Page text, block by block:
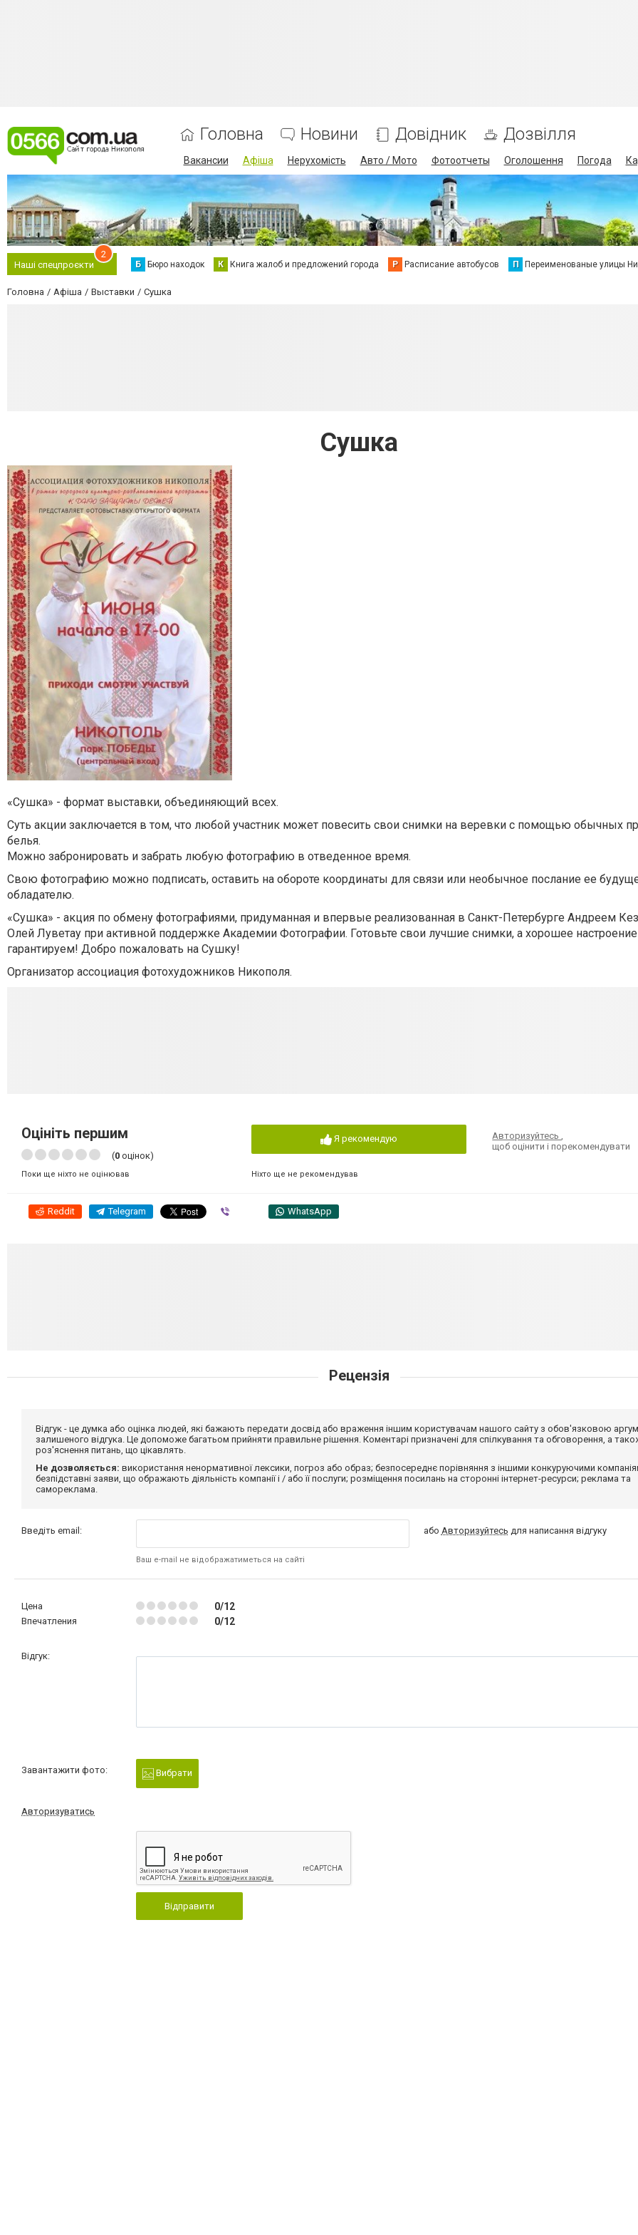
Головна Новини Довідник Дозвілля
Вакансии Афіша Нерухомість Авто / Мото Фотоотчеты Оголошення Погода
Наші спецпроєкти
2
Б Бюро находок К Книга жалоб и предложений города Р Расписание автобусов П Переименованые улицы
Головна Афіша Выставки Сушка
Сушка
«Сушка» - формат выставки, объединяющий всех.
Суть акции заключается в том, что любой участник может повесить свои снимки на веревки с помощью обычных
белья.
Можно забронировать и забрать любую фотографию в отведенное время.
Свою фотографию можно подписать, оставить на обороте координаты для связи или необычное послание ее
обладателю.
«Сушка» - акция по обмену фотографиями, придуманная и впервые реализованная в Санкт-Петербурге Андреем
Олей Луветау при активной поддержке Академии Фотографии. Готовьте свои лучшие снимки, а хорошее
гарантируем! Добро пожаловать на Сушку!
Организатор ассоциация фотохудожников Никополя.
Оцініть першим
(0 оцінок)
Поки ще ніхто не оцінював
Я рекомендую
Ніхто ще не рекомендував
Авторизуйтесь,
щоб оцінити і порекомендувати
Reddit Telegram WhatsApp
Рецензія
Відгук - це думка або оцінка людей, які бажають передати досвід або враження іншим користувачам нашого сайту з обов'язковою
залишеного відгука. Це допоможе багатьом прийняти правильне рішення. Коментарі призначені для спілкування та обговорення, а
роз'яснення питань, що цікавлять.
Не дозволяється: використання ненормативної лексики, погроз або образ; безпосереднє порівняння з іншими конкуруючими
безпідставні заяви, що ображають діяльність компанії і / або її послуги; розміщення посилань на сторонні інтернет-ресурси; реклама та
самореклама.
Введіть email:
Ваш e-mail не відображатиметься на сайті
або Авторизуйтесь для написання відгуку
Цена 0/12
Впечатления 0/12
Відгук:
Завантажити фото: Вибрати
Авторизуватись
Відправити